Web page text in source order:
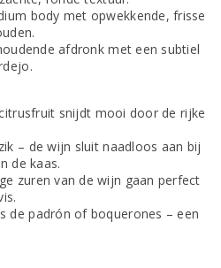
body met opwekkende, frisse
afdronk met een subtiel
snijdt mooi door de rijke
– de wijn sluit naadloos aan bij
de kaas.
zuren van de wijn gaan perfect
de padrón of boquerones – een